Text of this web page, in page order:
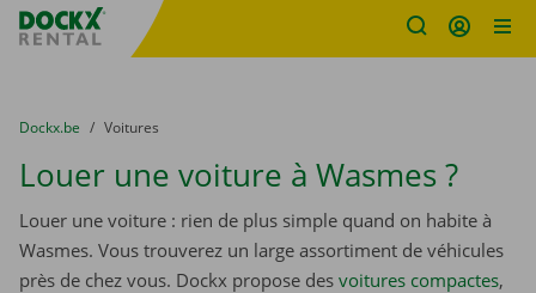
sitename
You are here:
du
Dockx.be to
Voitures
Louer une voiture à Wasmes ?
Louer une voiture : rien de plus simple quand on habite à
Wasmes. Vous trouverez un large assortiment de véhicules
près de chez vous. Dockx propose des voitures compactes,